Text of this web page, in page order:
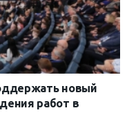
новый
работ в